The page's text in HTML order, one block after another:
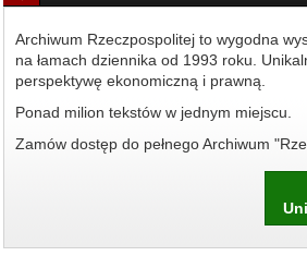
Archiwum Rzeczpospolitej to wygodna
na łamach dziennika od 1993 roku.
perspektywę ekonomiczną i prawną.
Ponad milion tekstów w jednym miejscu.
Zamów dostęp do pełnego Archiwum